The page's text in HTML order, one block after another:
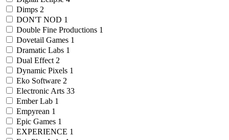
Dimps 2
DON'T NOD 1
Double Fine Productions 1
Dovetail Games 1
Dramatic Labs 1
Dual Effect 2
Dynamic Pixels 1
Eko Software 2
Electronic Arts 33
Ember Lab 1
Empyrean 1
Epic Games 1
EXPERIENCE 1